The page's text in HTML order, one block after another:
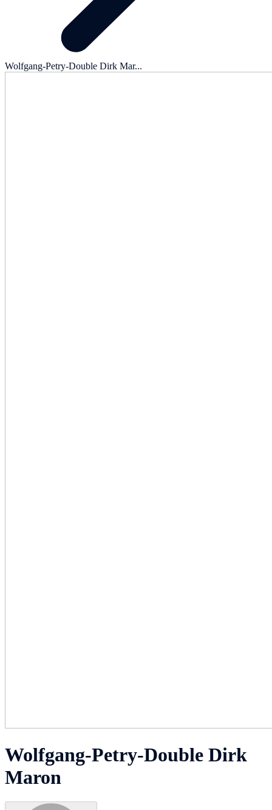
Wolfgang-Petry-Double Dirk Mar...
Wolfgang-Petry-Double Dirk
Maron